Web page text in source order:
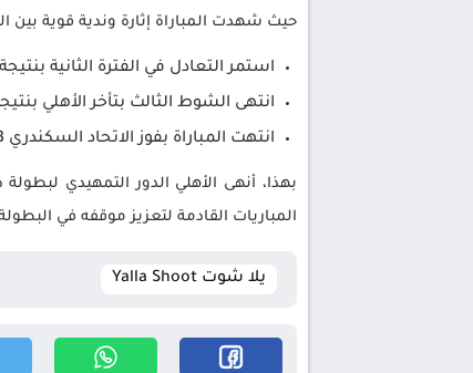
حيث شهدت المباراة إثارة وندية قوية بين
استمر التعادل في الفترة الثانية بنتيجة 46-
انتهى الشوط الثالث بتأخر الأهلي بنتيجة
انتهت المباراة بفوز الاتحاد السكندري 93-91
بهذا، أنهى الأهلي الدور التمهيدي
المباريات القادمة لتعزيز موقفه في
يلا شوت Yalla Shoot